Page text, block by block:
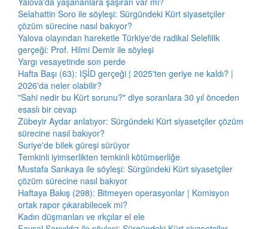
Selahattin Soro ile söyleşi: Sürgündeki Kürt siyasetçiler
çözüm sürecine nasıl bakıyor?
Yalova olayından hareketle Türkiye'de radikal Selefilik
gerçeği: Prof. Hilmi Demir ile söyleşi
Yargı vesayetinde son perde
Hafta Başı (63): IŞİD gerçeği | 2025'ten geriye ne kaldı? |
2026'da neler olabilir?
"Sahi nedir bu Kürt sorunu?" diye soranlara 30 yıl önceden
esaslı bir cevap
Zübeyir Aydar anlatıyor: Sürgündeki Kürt siyasetçiler çözüm
sürecine nasıl bakıyor?
Suriye'de bilek güreşi sürüyor
Temkinli iyimserlikten temkinli kötümserliğe
Mustafa Sarıkaya ile söyleşi: Sürgündeki Kürt siyasetçiler
çözüm sürecine nasıl bakıyor
Haftaya Bakış (298): Bitmeyen operasyonlar | Komisyon
ortak rapor çıkarabilecek mi?
Kadın düşmanları ve ırkçılar el ele